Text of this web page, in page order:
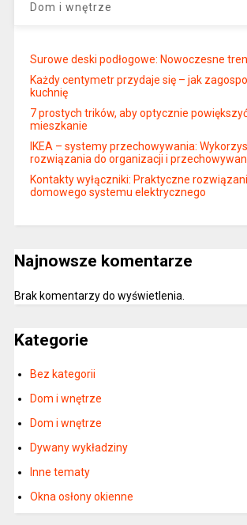
Dom i wnętrze
Surowe deski podłogowe: Nowoczesne
Każdy centymetr przydaje się – jak
kuchnię
7 prostych trików, aby optycznie
mieszkanie
IKEA – systemy przechowywania:
rozwiązania do organizacji i
Kontakty wyłączniki: Praktyczne
domowego systemu elektrycznego
Najnowsze komentarze
Brak komentarzy do wyświetlenia.
Kategorie
Bez kategorii
Dom i wnętrze
Dom i wnętrze
Dywany wykładziny
Inne tematy
Okna osłony okienne